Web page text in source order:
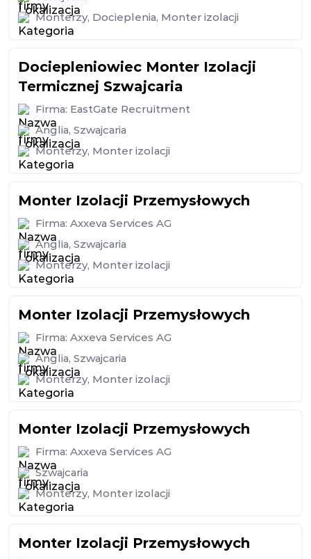
Monterzy, Docieplenia, Monter izolacji
Dociepleniowiec Monter Izolacji
Termicznej Szwajcaria
Firma: EastGate Recruitment
Anglia, Szwajcaria
Monterzy, Monter izolacji
Monter Izolacji Przemysłowych
Firma: Axxeva Services AG
Anglia, Szwajcaria
Monterzy, Monter izolacji
Monter Izolacji Przemysłowych
Firma: Axxeva Services AG
Anglia, Szwajcaria
Monterzy, Monter izolacji
Monter Izolacji Przemysłowych
Firma: Axxeva Services AG
Szwajcaria
Monterzy, Monter izolacji
Monter Izolacji Przemysłowych